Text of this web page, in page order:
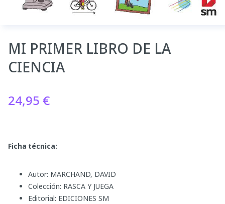
MI PRIMER LIBRO DE LA
CIENCIA
24,95 €
Ficha técnica:
Autor: MARCHAND, DAVID
Colección: RASCA Y JUEGA
Editorial: EDICIONES SM